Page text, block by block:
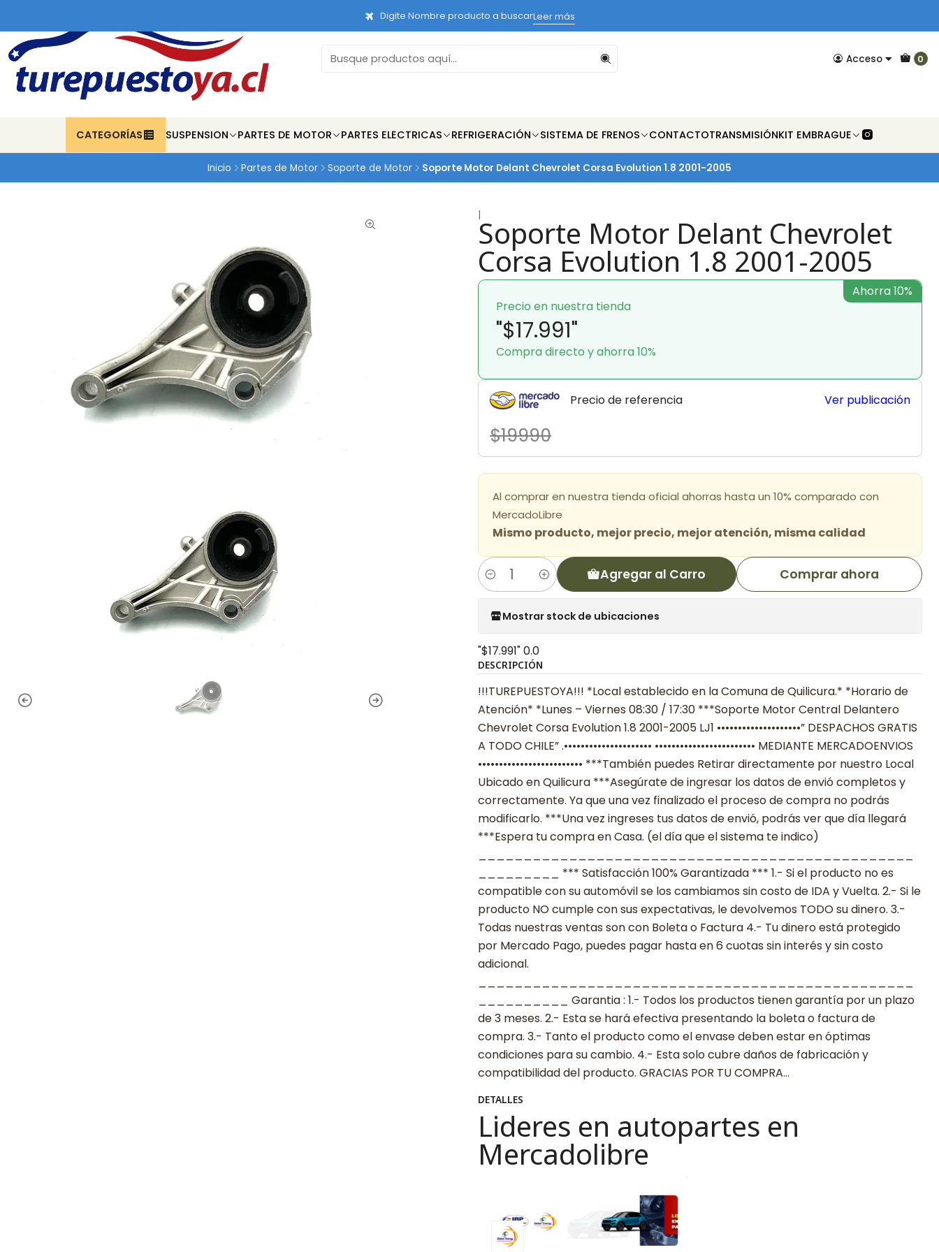
Acceso 0
CATEGORÍAS SUSPENSION PARTES DE MOTOR PARTES ELECTRICAS REFRIGERACIÓN SISTEMA DE FRENOS CONTACTOTRANSMISIÓNKIT EMBRAGUE
Digite Nombre producto a buscarLeer más
Inicio Partes de Motor Soporte de Motor Soporte Motor Delant Chevrolet Corsa Evolution 1.8 2001-2005
|Soporte Motor Delant Chevrolet
Corsa Evolution 1.8 2001-2005
Precio en nuestra tienda
"$17.991"
Compra directo y ahorra 10%
Ahorra 10%
Precio de referencia
$19990
Ver publicación
Al comprar en nuestra tienda oficial ahorras hasta un 10% comparado con
MercadoLibre
Mismo producto, mejor precio, mejor atención, misma calidad
Cantidad Agregar al Carro Comprar ahora
Mostrar stock de ubicaciones
"$17.991"0.0
DESCRIPCIÓN
!!!TUREPUESTOYA!!! *Local establecido en la Comuna de Quilicura.* *Horario de
Atención* *Lunes – Viernes 08:30 / 17:30 ***Soporte Motor Central Delantero
Chevrolet Corsa Evolution 1.8 2001-2005 LJ1 ••••••••••••••••••••” DESPACHOS GRATIS
A TODO CHILE” .••••••••••••••••••••• •••••••••••••••••••••••• MEDIANTE MERCADOENVIOS
••••••••••••••••••••••••• ***También puedes Retirar directamente por nuestro Local
Ubicado en Quilicura ***Asegúrate de ingresar los datos de envió completos y
correctamente. Ya que una vez finalizado el proceso de compra no podrás
modificarlo. ***Una vez ingreses tus datos de envió, podrás ver que día llegará
***Espera tu compra en Casa. (el día que el sistema te indico)
_________ *** Satisfacción 100% Garantizada *** 1.- Si el producto no es
compatible con su automóvil se los cambiamos sin costo de IDA y Vuelta. 2.- Si le
producto NO cumple con sus expectativas, le devolvemos TODO su dinero. 3.-
Todas nuestras ventas son con Boleta o Factura 4.- Tu dinero está protegido
por Mercado Pago, puedes pagar hasta en 6 cuotas sin interés y sin costo
adicional.
__________ Garantia : 1.- Todos los productos tienen garantía por un plazo
de 3 meses. 2.- Esta se hará efectiva presentando la boleta o factura de
compra. 3.- Tanto el producto como el envase deben estar en óptimas
condiciones para su cambio. 4.- Esta solo cubre daños de fabricación y
compatibilidad del producto. GRACIAS POR TU COMPRA…
DETALLES
Lideres en autopartes en
Mercadolibre